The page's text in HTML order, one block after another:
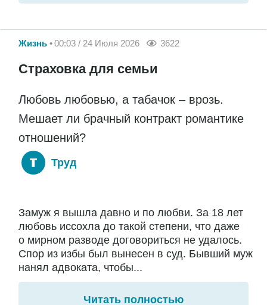
Жизнь 00:03 / 24 Июля 2026 3622
Страховка для семьи
Любовь любовью, а табачок – врозь.
Мешает ли брачный контракт романтике
отношений?
Труд
Замуж я вышла давно и по любви. За 18 лет
любовь иссохла до такой степени, что даже
о мирном разводе договориться не удалось.
Спор из избы был вынесен в суд. Бывший муж
нанял адвоката, чтобы...
Читать полностью